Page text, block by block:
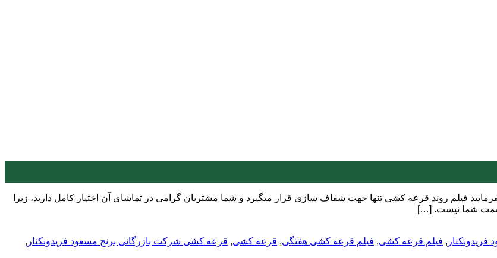
هفته 229 را مشاهده بفرمایید. دقت بفرمایید فیلم روند قرعه کشی تنها جهت شفاف سازی قرار میگیرد و شما مشتریان گرامی در تماشای آن اختیار کامل دارید، زیرا
سمت شما نیست. […]
, فیلم قرعه کشی, فیلم قرعه کشی هفتگی, قرعه کشی, قرعه کشی شرکت بازرگانی برنج مسعود فریدونکنار ,